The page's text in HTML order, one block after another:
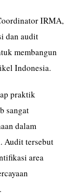
IRMA,
dan audit
membangun
Indonesia.
praktik
sangat
dalam
Audit tersebut
area